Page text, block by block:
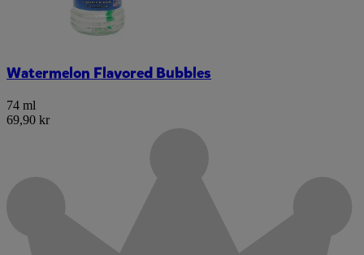
Watermelon Flavored Bubbles
74 ml
69,90 kr